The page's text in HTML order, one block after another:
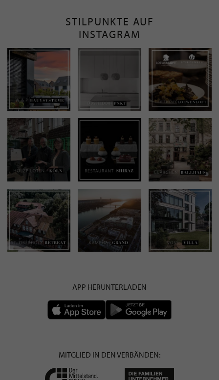
STILPUNKTE AUF
INSTAGRAM
APP HERUNTERLADEN
MITGLIED IN DEN VERBÄNDEN: